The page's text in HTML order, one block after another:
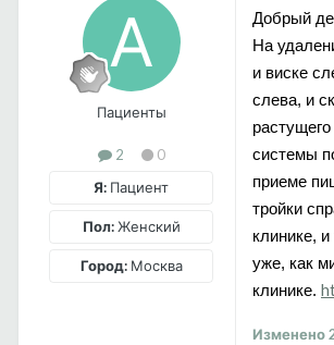
Пациенты
2
0
Я: Пациент
Пол:Женский
Город:Москва
Добрый
На
и виске
слева, и
системы
приеме
тройки
клинике,
уже, как
клинике.
Изменено